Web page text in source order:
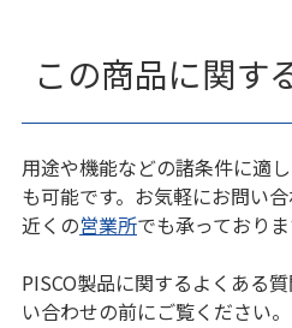
この商品に関す
用途や機能などの諸条件に適
も可能です。お気軽にお問い合
近くの営業所でも承っておりま
PISCO製品に関するよくある
い合わせの前にご覧ください。